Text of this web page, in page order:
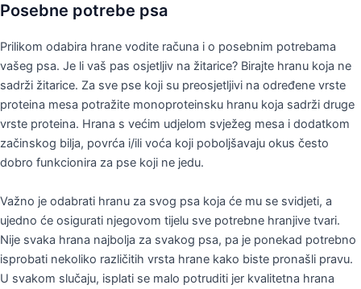
Posebne potrebe psa
Prilikom odabira hrane vodite računa i o posebnim potrebama
vašeg psa. Je li vaš pas osjetljiv na žitarice? Birajte hranu koja ne
sadrži žitarice. Za sve pse koji su preosjetljivi na određene vrste
proteina mesa potražite monoproteinsku hranu koja sadrži druge
vrste proteina. Hrana s većim udjelom svježeg mesa i dodatkom
začinskog bilja, povrća i/ili voća koji poboljšavaju okus često
dobro funkcionira za pse koji ne jedu.
Važno je odabrati hranu za svog psa koja će mu se svidjeti, a
ujedno će osigurati njegovom tijelu sve potrebne hranjive tvari.
Nije svaka hrana najbolja za svakog psa, pa je ponekad potrebno
isprobati nekoliko različitih vrsta hrane kako biste pronašli pravu.
U svakom slučaju, isplati se malo potruditi jer kvalitetna hrana